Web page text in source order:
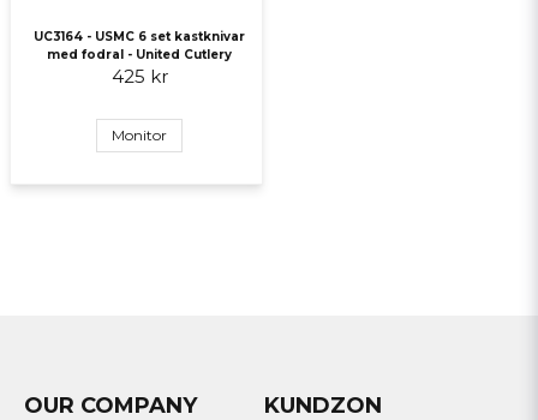
UC3164 - USMC 6 set kastknivar
med fodral - United Cutlery
425 kr
Monitor
OUR COMPANY KUNDZON